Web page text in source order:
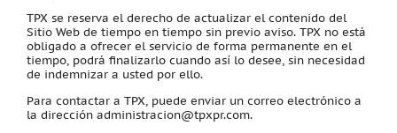
TPX se reserva el derecho de actualizar el contenido del
Sitio Web de tiempo en tiempo sin previo aviso. TPX no está
obligado a ofrecer el servicio de forma permanente en el
tiempo, podrá finalizarlo cuando así lo desee, sin necesidad
de indemnizar a usted por ello.
Para contactar a TPX, puede enviar un correo electrónico a
la dirección administracion@tpxpr.com.